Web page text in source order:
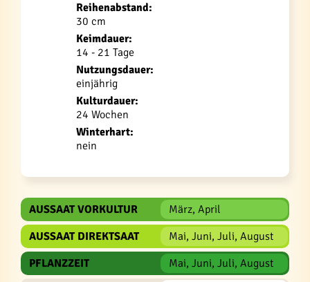
Reihenabstand:
30 cm
Keimdauer:
14 - 21 Tage
Nutzungsdauer:
einjährig
Kulturdauer:
24 Wochen
Winterhart:
nein
AUSSAAT VORKULTUR
März, April
AUSSAAT DIREKTSAAT
Mai, Juni, Juli, August
PFLANZZEIT
Mai, Juni, Juli, August